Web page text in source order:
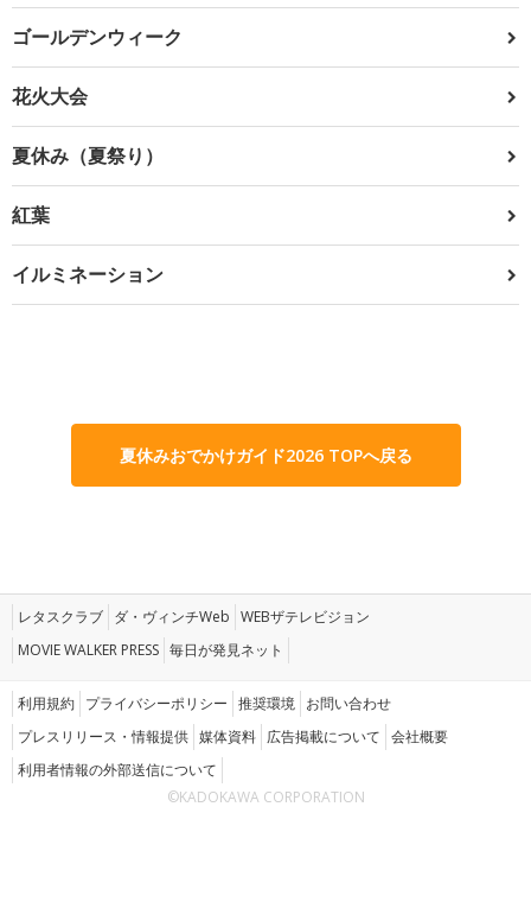
ゴールデンウィーク
花火大会
夏休み（夏祭り）
紅葉
イルミネーション
夏休みおでかけガイド2026 TOPへ戻る
レタスクラブ ダ・ヴィンチWeb WEBザテレビジョン
MOVIE WALKER PRESS 毎日が発見ネット
利用規約 プライバシーポリシー 推奨環境 お問い合わせ
プレスリリース・情報提供 媒体資料 広告掲載について 会社概要
利用者情報の外部送信について
©KADOKAWA CORPORATION